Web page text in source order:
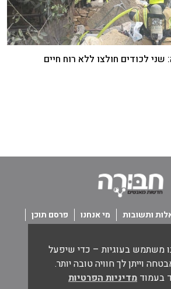
משתמש בעוגיות – כדי שיפעל
וייתן לך חוויה טובה יותר.
בעמוד מדיניות הפרטיות
שני לכודים חולצו ללא רוח חיים
ותשובות מי אנחנו
פרסם תוכן
שמורות חבורה - חדשות מאנשים